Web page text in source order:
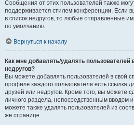
Сообщения от этих пользователей также
поддерживается стилем конференции. Если
в список недругов, то любые отправленные
по умолчанию.
Вернуться к началу
Как мне добавлять/удалять пользователей
недругов?
Вы можете добавлять пользователей в свой
профиле каждого пользователя есть ссылка
друзей или недругов. Кроме того, вы можете
личного раздела, непосредственным вводом
можете также удалять пользователей из
же странице.